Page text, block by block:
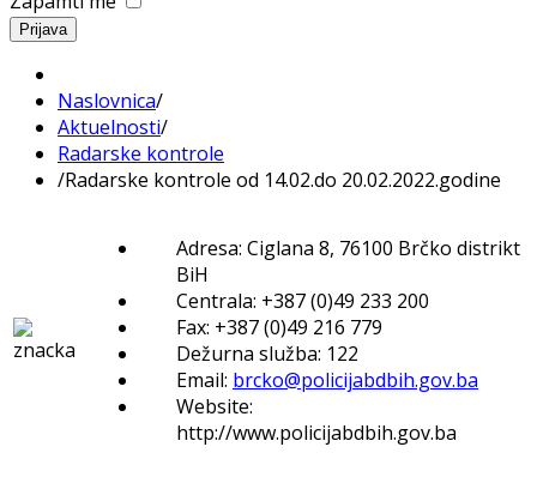
Prijava
Naslovnica/
Aktuelnosti/
Radarske kontrole
/Radarske kontrole od 14.02.do 20.02.2022.godine
Adresa: Ciglana 8, 76100 Brčko distrikt
BiH
Centrala: +387 (0)49 233 200
Fax: +387 (0)49 216 779
Dežurna služba: 122
Email: brcko@policijabdbih.gov.ba
Website:
http://www.policijabdbih.gov.ba